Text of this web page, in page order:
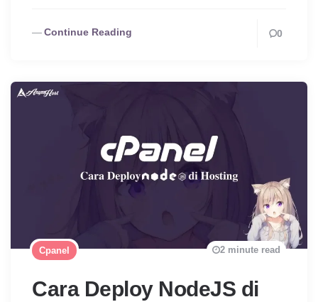
Continue Reading 0
Cpanel
Cara Deploy NodeJS di
2 minute read